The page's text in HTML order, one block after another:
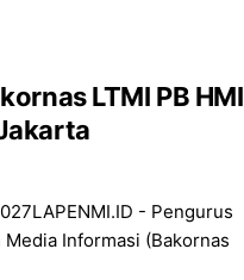
LTMI PB HMI
- Pengurus
Informasi (Bakornas